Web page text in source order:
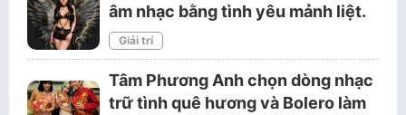
âm nhạc bằng tình yêu mảnh liệt.
Giải trí
Tâm Phương Anh chọn dòng nhạc
trữ tình quê hương và Bolero làm